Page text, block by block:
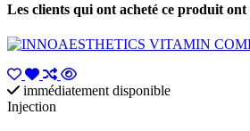
Les clients qui ont acheté ce produit ont
immédiatement disponible
Injection